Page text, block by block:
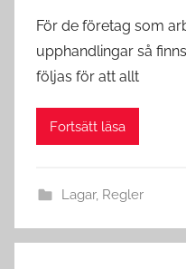
För de företag som
upphandlingar så
följas för att allt
Fortsätt läsa
Lagar, Regler